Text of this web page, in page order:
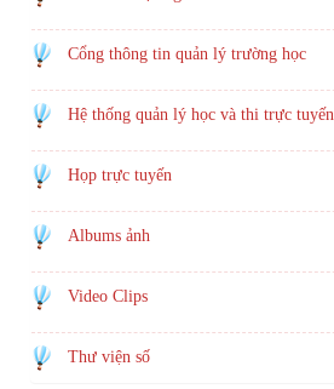
Cổng thông tin quản lý trường học
Hệ thống quản lý học và thi trực tuyến
Họp trực tuyến
Albums ảnh
Video Clips
Thư viện số